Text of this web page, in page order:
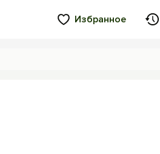
Избранное